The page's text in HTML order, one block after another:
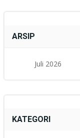
ARSIP
Juli 2026
KATEGORI